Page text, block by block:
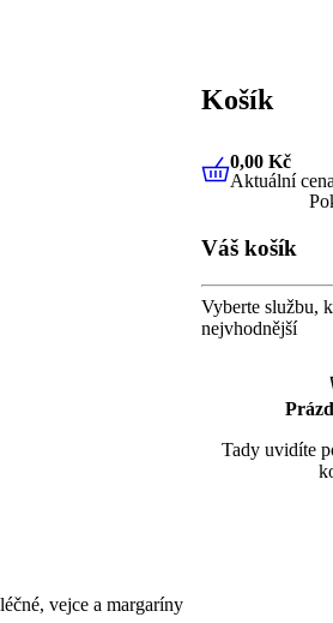
vejce a margaríny
Košík
0,00 Kč
0,00 Kč
Aktuální
Váš košík
Vyberte službu,
nejvhodnější
Tady uvidíte